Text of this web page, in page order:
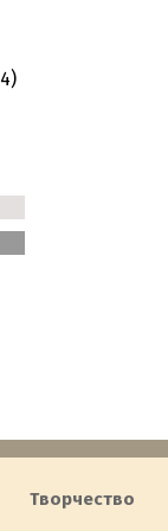
Творчество